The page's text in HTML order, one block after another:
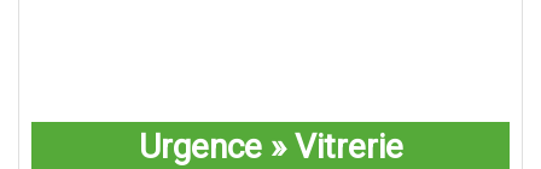
Urgence » Vitrerie